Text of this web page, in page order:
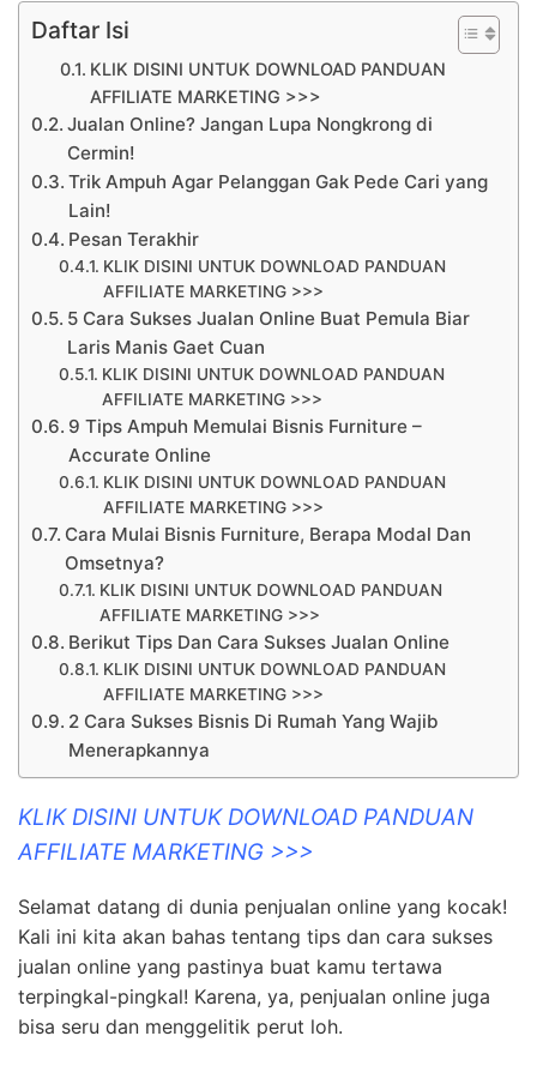
Daftar Isi
KLIK DISINI UNTUK DOWNLOAD PANDUAN
AFFILIATE MARKETING >>>
Jualan Online? Jangan Lupa Nongkrong di
Cermin!
Trik Ampuh Agar Pelanggan Gak Pede Cari yang
Lain!
Pesan Terakhir
KLIK DISINI UNTUK DOWNLOAD PANDUAN
AFFILIATE MARKETING >>>
5 Cara Sukses Jualan Online Buat Pemula Biar
Laris Manis Gaet Cuan
KLIK DISINI UNTUK DOWNLOAD PANDUAN
AFFILIATE MARKETING >>>
9 Tips Ampuh Memulai Bisnis Furniture –
Accurate Online
KLIK DISINI UNTUK DOWNLOAD PANDUAN
AFFILIATE MARKETING >>>
Cara Mulai Bisnis Furniture, Berapa Modal Dan
Omsetnya?
KLIK DISINI UNTUK DOWNLOAD PANDUAN
AFFILIATE MARKETING >>>
Berikut Tips Dan Cara Sukses Jualan Online
KLIK DISINI UNTUK DOWNLOAD PANDUAN
AFFILIATE MARKETING >>>
2 Cara Sukses Bisnis Di Rumah Yang Wajib
Menerapkannya
KLIK DISINI UNTUK DOWNLOAD PANDUAN
AFFILIATE MARKETING >>>
Selamat datang di dunia penjualan online yang kocak!
Kali ini kita akan bahas tentang tips dan cara sukses
jualan online yang pastinya buat kamu tertawa
terpingkal-pingkal! Karena, ya, penjualan online juga
bisa seru dan menggelitik perut loh.